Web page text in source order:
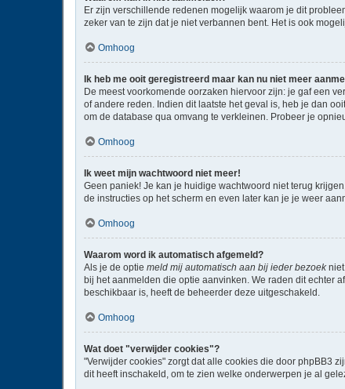
Er zijn verschillende redenen mogelijk waarom je dit
zeker van te zijn dat je niet verbannen bent. Het is ook
Omhoog
Ik heb me ooit geregistreerd maar kan nu niet meer
De meest voorkomende oorzaken hiervoor zijn: je gaf een
of andere reden. Indien dit laatste het geval is, heb je dan
om de database qua omvang te verkleinen. Probeer je
Omhoog
Ik weet mijn wachtwoord niet meer!
Geen paniek! Je kan je huidige wachtwoord niet terug
de instructies op het scherm en even later kan je je weer
Omhoog
Waarom word ik automatisch afgemeld?
Als je de optie meld mij automatisch aan bij ieder bezoekniet
bij het aanmelden die optie aanvinken. We raden dit echter
beschikbaar is, heeft de beheerder deze uitgeschakeld.
Omhoog
Wat doet "verwijder cookies"?
"Verwijder cookies" zorgt dat alle cookies die door phpBB3
dit heeft inschakeld, om te zien welke onderwerpen je al